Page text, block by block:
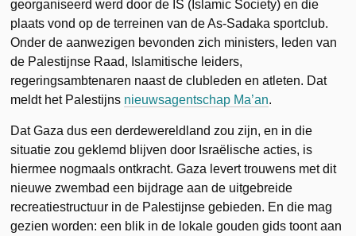
georganiseerd werd door de IS (Islamic Society) en die
plaats vond op de terreinen van de As-Sadaka sportclub.
Onder de aanwezigen bevonden zich ministers, leden van
de Palestijnse Raad, Islamitische leiders,
regeringsambtenaren naast de clubleden en atleten. Dat
meldt het Palestijns nieuwsagentschap Ma’an.
Dat Gaza dus een derdewereldland zou zijn, en in die
situatie zou geklemd blijven door Israëlische acties, is
hiermee nogmaals ontkracht. Gaza levert trouwens met dit
nieuwe zwembad een bijdrage aan de uitgebreide
recreatiestructuur in de Palestijnse gebieden. En die mag
gezien worden: een blik in de lokale gouden gids toont aan